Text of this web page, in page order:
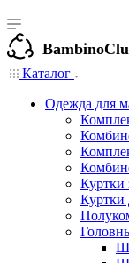
Каталог
Одежда для
Куртки
Куртки